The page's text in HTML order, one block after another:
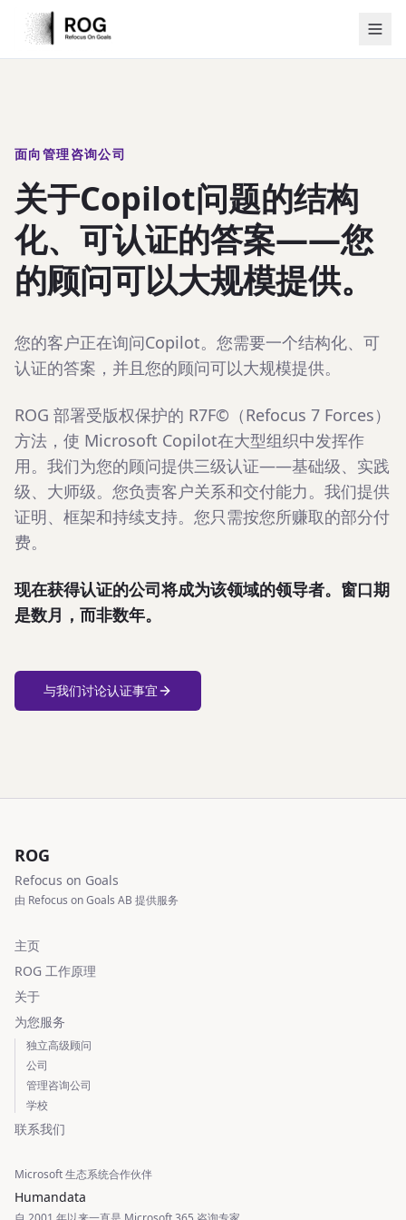
面向管理咨询公司
关于Copilot问题的结构
化、可认证的答案——您
的顾问可以大规模提供。
您的客户正在询问Copilot。您需要一个结构化、可
认证的答案，并且您的顾问可以大规模提供。
ROG 部署受版权保护的 R7F©（Refocus 7 Forces）
方法，使 Microsoft Copilot在大型组织中发挥作
用。我们为您的顾问提供三级认证——基础级、实践
级、大师级。您负责客户关系和交付能力。我们提供
证明、框架和持续支持。您只需按您所赚取的部分付
费。
现在获得认证的公司将成为该领域的领导者。窗口期
是数月，而非数年。
与我们讨论认证事宜
ROG
Refocus on Goals
由 Refocus on Goals AB 提供服务
主页
ROG 工作原理
关于
为您服务
独立高级顾问
公司
管理咨询公司
学校
联系我们
Microsoft 生态系统合作伙伴
Humandata